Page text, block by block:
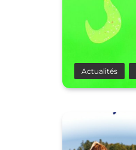
Actualités